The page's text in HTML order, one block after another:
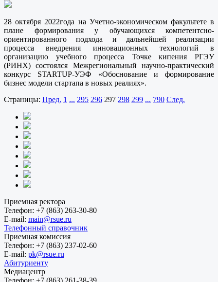
28 октября 2022года на Учетно-экономическом факультете в
плане формирования у обучающихся компетентсно-
ориентированного подхода и дальнейшей реализации
процесса внедрения инновационных технологий в
организацию учебного процесса Точке кипения РГЭУ
(РИНХ) состоялся Межрегиональный научно-практический
конкурс STARTUP-УЭФ «Обоснование и формирование
бизнес модели стартапа в новых реалиях».
Страницы: Пред. 1 ... 295 296 297 298 299 ... 790 След.
Приемная ректора
Телефон: +7 (863) 263-30-80
E-mail: main@rsue.ru
Телефонный справочник
Приемная комиссия
Телефон: +7 (863) 237-02-60
E-mail: pk@rsue.ru
Абитуриенту
Медиацентр
Телефон: +7 (863) 261-38-39